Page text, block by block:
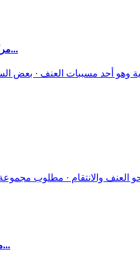
مركز مساواة يتعاون مع 19 قسم للرفاه الاجتماعي في مجال...
مركز مساواة سيستعرض إنتهاك حقوق الجماهير العربية مع...